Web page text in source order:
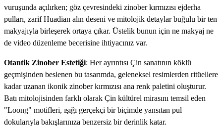
vuruşunda açılırken; göz çevresindeki zinober kırmızısı ejderha
pulları, zarif Huadian alın deseni ve mitolojik detaylar buğulu bir ten
makyajıyla birleşerek ortaya çıkar. Üstelik bunun için ne makyaj ne
de video düzenleme becerisine ihtiyacınız var.
Otantik Zinober Estetiği: Her ayrıntısı Çin sanatının köklü
geçmişinden beslenen bu tasarımda, geleneksel resimlerden ritüellere
kadar uzanan ikonik zinober kırmızısı ana renk paletini oluşturur.
Batı mitolojisinden farklı olarak Çin kültürel mirasını temsil eden
"Loong" motifleri, ışığı gerçekçi bir biçimde yansıtan pul
dokularıyla bakışlarınıza benzersiz bir derinlik katar.